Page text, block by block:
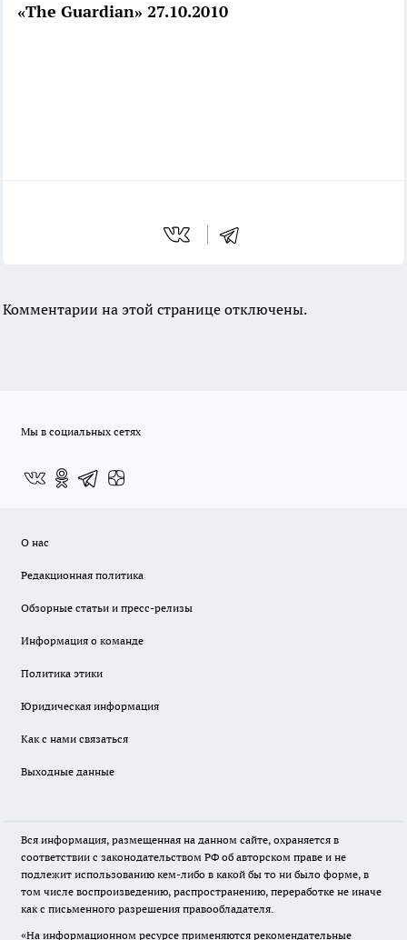
«The Guardian» 27.10.2010
Комментарии на этой странице отключены.
Мы в социальных сетях
О нас
Редакционная политика
Обзорные статьи и пресс-релизы
Информация о команде
Политика этики
Юридическая информация
Как с нами связаться
Выходные данные
Вся информация, размещенная на данном сайте, охраняется в
соответствии с законодательством РФ об авторском праве и не
подлежит использованию кем-либо в какой бы то ни было форме, в
том числе воспроизведению, распространению, переработке не иначе
как с письменного разрешения правообладателя.
«На информационном ресурсе применяются рекомендательные